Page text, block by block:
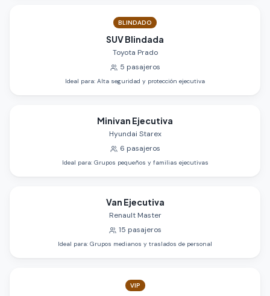
BLINDADO
SUV Blindada
Toyota Prado
5 pasajeros
Ideal para: Alta seguridad y protección ejecutiva
Minivan Ejecutiva
Hyundai Starex
6 pasajeros
Ideal para: Grupos pequeños y familias ejecutivas
Van Ejecutiva
Renault Master
15 pasajeros
Ideal para: Grupos medianos y traslados de personal
VIP